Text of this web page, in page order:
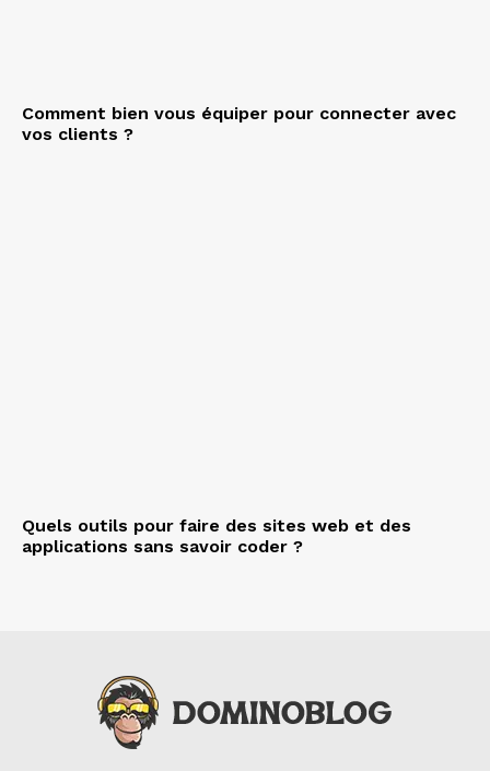
Comment bien vous équiper pour connecter avec
vos clients ?
Quels outils pour faire des sites web et des
applications sans savoir coder ?